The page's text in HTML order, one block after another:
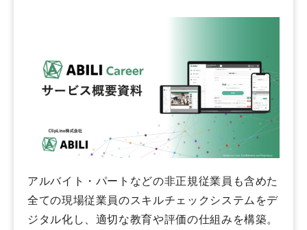
アルバイト・パートなどの非正規従業員も含めた
全ての現場従業員のスキルチェックシステムをデ
ジタル化し、適切な教育や評価の仕組みを構築。